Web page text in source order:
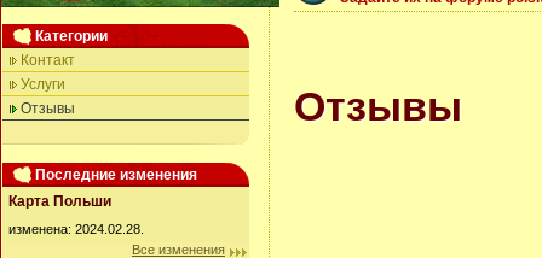
Категории
Контакт
Услуги
Отзывы
Последние изменения
Карта Польши
изменена: 2024.02.28.
Все изменения
Отзывы